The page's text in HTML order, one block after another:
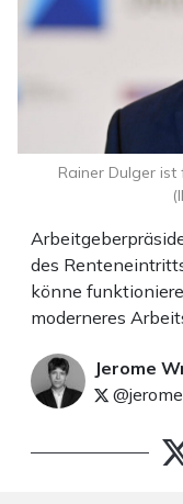
des
könne
moderneres
Jerome
Rainer Dulger